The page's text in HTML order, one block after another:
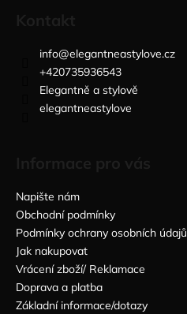
info@elegantneastylove.cz
+420735936543
Elegantně a stylově
elegantneastylove
Napište nám
Obchodní podmínky
Podmínky ochrany osobních údajů
Jak nakupovat
Vrácení zboží/ Reklamace
Doprava a platba
Základní informace/dotazy